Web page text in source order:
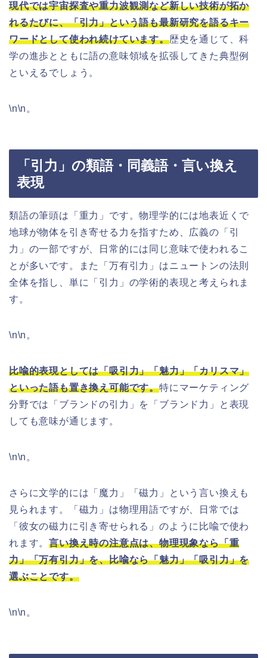
現代では宇宙探査や重力波観測など新しい技術が拓か
れるたびに、「引力」という語も最新研究を語るキー
ワードとして使われ続けています。歴史を通じて、科
学の進歩とともに語の意味領域を拡張してきた典型例
といえるでしょう。
\n\n。
「引力」の類語・同義語・言い換え
表現
類語の筆頭は「重力」です。物理学的には地表近くで
地球が物体を引き寄せる力を指すため、広義の「引
力」の一部ですが、日常的には同じ意味で使われるこ
とが多いです。また「万有引力」はニュートンの法則
全体を指し、単に「引力」の学術的表現と考えられま
す。
\n\n。
比喩的表現としては「吸引力」「魅力」「カリスマ」
といった語も置き換え可能です。特にマーケティング
分野では「ブランドの引力」を「ブランド力」と表現
しても意味が通じます。
\n\n。
さらに文学的には「魔力」「磁力」という言い換えも
見られます。「磁力」は物理用語ですが、日常では
「彼女の磁力に引き寄せられる」のように比喩で使わ
れます。言い換え時の注意点は、物理現象なら「重
力」「万有引力」を、比喩なら「魅力」「吸引力」を
選ぶことです。
\n\n。